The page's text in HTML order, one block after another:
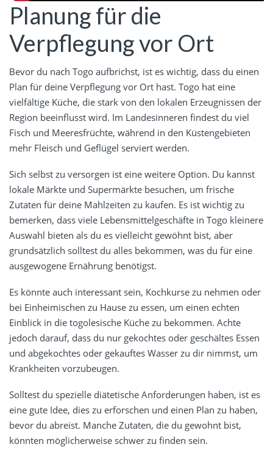
Planung für die
Verpflegung vor Ort
Bevor du nach Togo aufbrichst, ist es wichtig, dass du einen
Plan für deine Verpflegung vor Ort hast. Togo hat eine
vielfältige Küche, die stark von den lokalen Erzeugnissen der
Region beeinflusst wird. Im Landesinneren findest du viel
Fisch und Meeresfrüchte, während in den Küstengebieten
mehr Fleisch und Geflügel serviert werden.
Sich selbst zu versorgen ist eine weitere Option. Du kannst
lokale Märkte und Supermärkte besuchen, um frische
Zutaten für deine Mahlzeiten zu kaufen. Es ist wichtig zu
bemerken, dass viele Lebensmittelgeschäfte in Togo kleinere
Auswahl bieten als du es vielleicht gewöhnt bist, aber
grundsätzlich solltest du alles bekommen, was du für eine
ausgewogene Ernährung benötigst.
Es könnte auch interessant sein, Kochkurse zu nehmen oder
bei Einheimischen zu Hause zu essen, um einen echten
Einblick in die togolesische Küche zu bekommen. Achte
jedoch darauf, dass du nur gekochtes oder geschältes Essen
und abgekochtes oder gekauftes Wasser zu dir nimmst, um
Krankheiten vorzubeugen.
Solltest du spezielle diätetische Anforderungen haben, ist es
eine gute Idee, dies zu erforschen und einen Plan zu haben,
bevor du abreist. Manche Zutaten, die du gewohnt bist,
könnten möglicherweise schwer zu finden sein.